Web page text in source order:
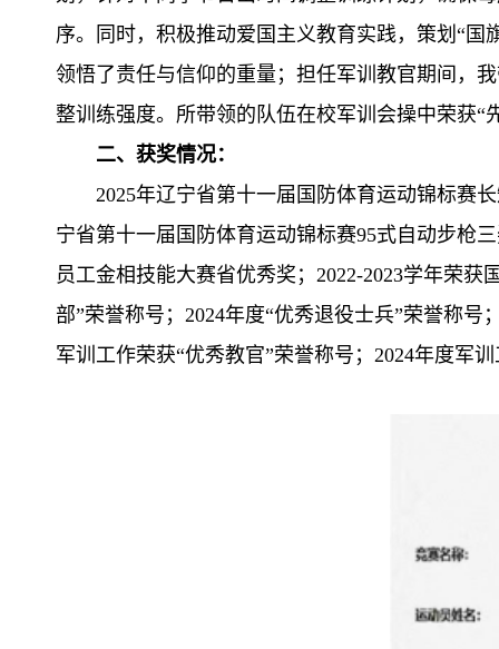
序。同时，积极推动爱国主义教育实践，策划“
领悟了责任与信仰的重量；担任军训教官期间，
整训练强度。所带领的队伍在校军训会操中荣获“
二、获奖情况：
2025年辽宁省第十一届国防体育运动锦标赛
宁省第十一届国防体育运动锦标赛95式自动步枪
员工金相技能大赛省优秀奖；2022-2023学年荣获
部”荣誉称号；2024年度“优秀退役士兵”荣誉称号
军训工作荣获“优秀教官”荣誉称号；2024年度军